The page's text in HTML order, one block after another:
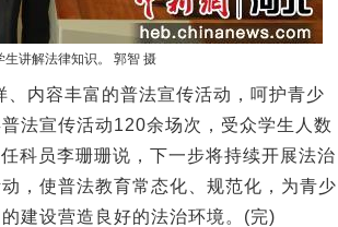
生讲解法律知识。 郭智 摄
内容丰富的普法宣传活动，呵护青少
法宣传活动120余场次，受众学生人数
科员李珊珊说，下一步将持续开展法治
，使普法教育常态化、规范化，为青少
建设营造良好的法治环境。(完)